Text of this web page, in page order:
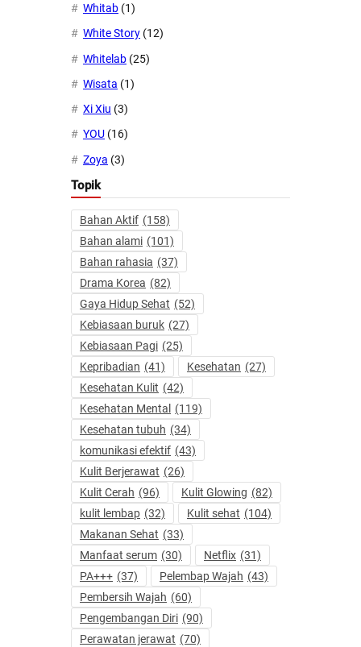
Whitab (1)
White Story (12)
Whitelab (25)
Wisata (1)
Xi Xiu (3)
YOU (16)
Zoya (3)
Topik
Bahan Aktif (158)
Bahan alami (101)
Bahan rahasia (37)
Drama Korea (82)
Gaya Hidup Sehat (52)
Kebiasaan buruk (27)
Kebiasaan Pagi (25)
Kepribadian (41) Kesehatan (27)
Kesehatan Kulit (42)
Kesehatan Mental
(119)
Kesehatan tubuh (34)
komunikasi efektif (43)
Kulit Berjerawat (26)
Kulit Cerah (96) Kulit Glowing (82)
kulit lembap (32) Kulit sehat (104)
Makanan Sehat (33)
Manfaat serum (30) Netflix (31)
PA+++ (37) Pelembap Wajah (43)
Pembersih Wajah (60)
Pengembangan Diri (90)
Perawatan jerawat (70)